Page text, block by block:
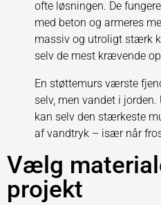
ofte løsningen. De
med beton og armeres
massiv og utroligt stærk
selv de mest krævende
En støttemurs værste
selv, men vandet i
kan selv den stærkeste
af vandtryk – især når
Vælg
projekt